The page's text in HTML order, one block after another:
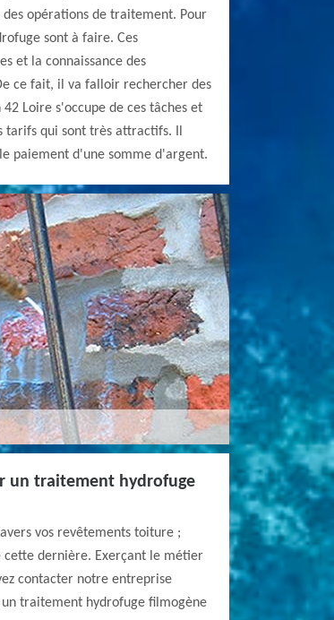
opérations de traitement. Pour
sont à faire. Ces
et la connaissance des
ce fait, il va falloir rechercher des
Loire s'occupe de ces tâches et
qui sont très attractifs. Il
paiement d'une somme d'argent.
un traitement hydrofuge
vos revêtements toiture ;
dernière. Exerçant le métier
contacter notre entreprise
traitement hydrofuge filmogène